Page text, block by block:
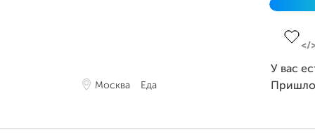
Москва Еда
У вас